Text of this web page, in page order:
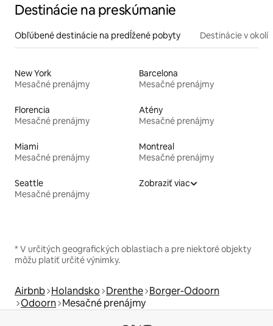
Destinácie na preskúmanie
Obľúbené destinácie na predĺžené pobyty Destinácie v okolí
New York
Mesačné prenájmy
Barcelona
Mesačné prenájmy
Florencia
Mesačné prenájmy
Atény
Mesačné prenájmy
Miami
Mesačné prenájmy
Montreal
Mesačné prenájmy
Seattle
Mesačné prenájmy
Zobraziť viac
* V určitých geografických oblastiach a pre niektoré objekty
môžu platiť určité výnimky.
Airbnb Holandsko Drenthe Borger-Odoorn
Odoorn Mesačné prenájmy